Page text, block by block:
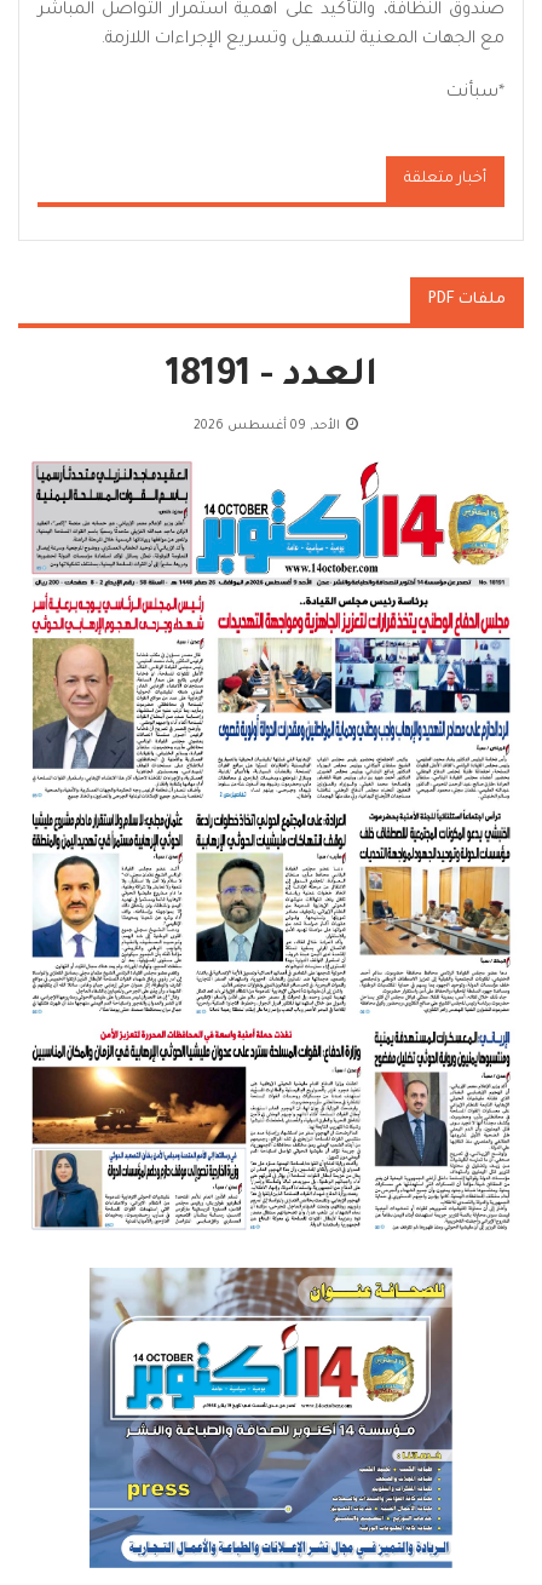
صندوق النظافة، والتأكيد على اهمية استمرار التواصل المباشر
مع الجهات المعنية لتسهيل وتسريع الإجراءات اللازمة.
*سبأنت
أخبار متعلقة
ملفات PDF
العدد - 18191
الأحد, 09 أغسطس 2026